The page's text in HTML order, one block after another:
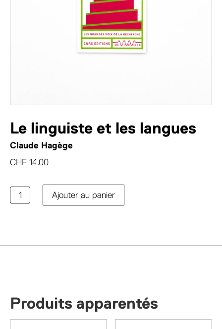
Le linguiste et les langues
Claude Hagège
CHF 14.00
quantité
Ajouter au panier
Produits apparentés